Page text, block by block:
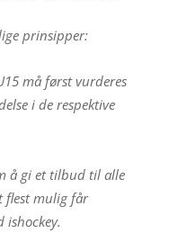
prinsipper:
må først vurderes
i de respektive
å gi et tilbud til alle
flest mulig får